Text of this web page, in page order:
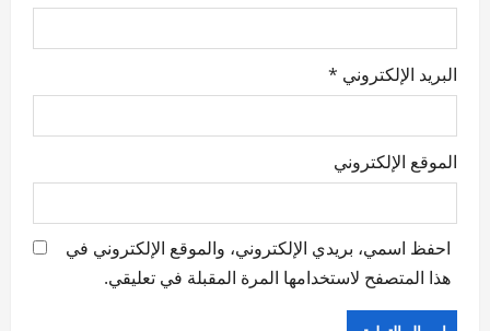
البريد الإلكتروني *
الموقع الإلكتروني
احفظ اسمي، بريدي الإلكتروني، والموقع الإلكتروني في
هذا المتصفح لاستخدامها المرة المقبلة في تعليقي.